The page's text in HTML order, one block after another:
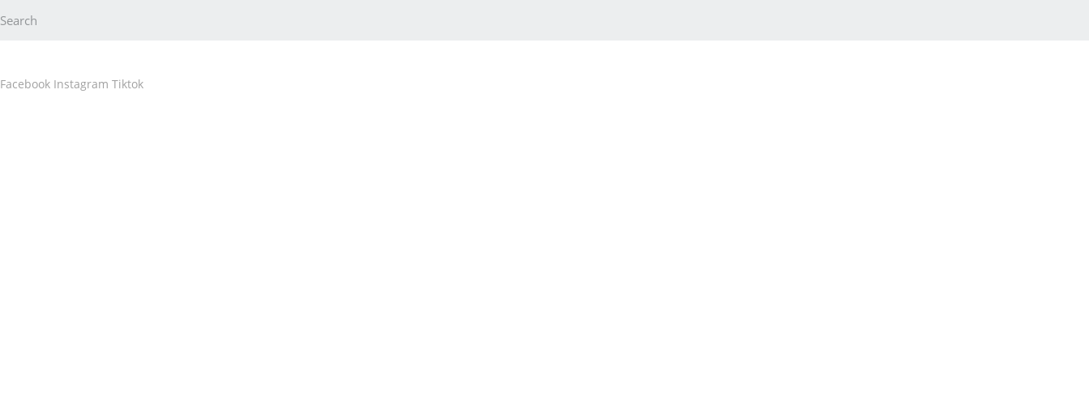
to
Search
Facebook Instagram Tiktok